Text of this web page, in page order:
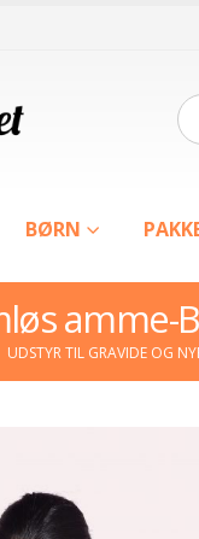
BØRN
UDSTYR TIL GRAVIDE OG